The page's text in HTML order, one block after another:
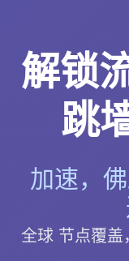
解锁
跳
加速，
全球 节点覆盖